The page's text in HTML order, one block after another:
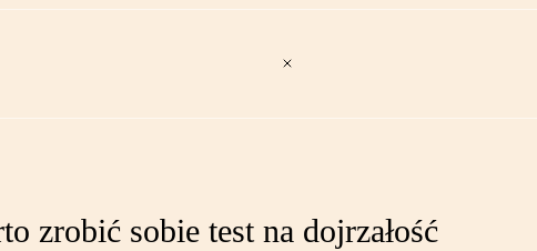
zrobić sobie test na dojrzałość